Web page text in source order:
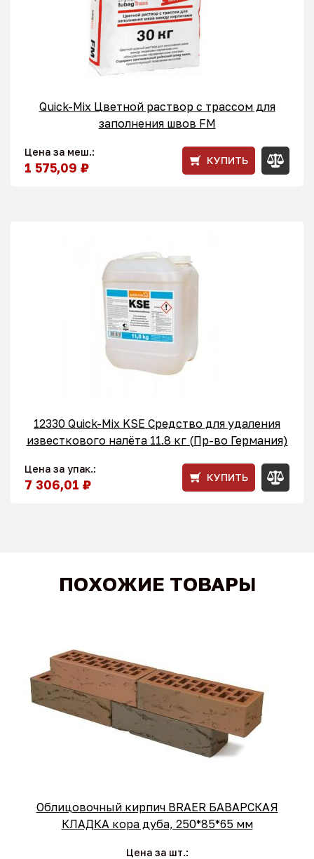
Quick-Mix Цветной раствор с трассом для
заполнения швов FM
Цена за меш.:
1 575,09 ₽ КУПИТЬ
12330 Quick-Mix KSE Средство для удаления
известкового налёта 11.8 кг (Пр-во Германия)
Цена за упак.:
7 306,01 ₽ КУПИТЬ
ПОХОЖИЕ ТОВАРЫ
Облицовочный кирпич BRAER БАВАРСКАЯ
КЛАДКА кора дуба, 250*85*65 мм
Цена за шт.: